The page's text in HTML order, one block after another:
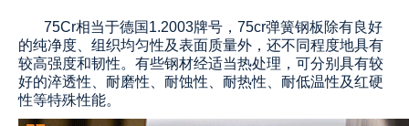
75Cr相当于德国1.2003牌号，75cr弹簧钢板除有良好
的纯净度、组织均匀性及表面质量外，还不同程度地具有
较高强度和韧性。有些钢材经适当热处理，可分别具有较
好的淬透性、耐磨性、耐蚀性、耐热性、耐低温性及红硬
性等特殊性能。